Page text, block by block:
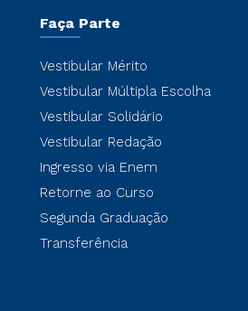
Faça Parte
Vestibular Mérito
Vestibular Múltipla Escolha
Vestibular Solidário
Vestibular Redação
Ingresso via Enem
Retorne ao Curso
Segunda Graduação
Transferência